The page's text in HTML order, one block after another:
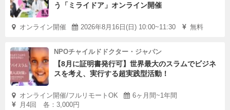
う「ミライドア」オンライン開催
オンライン開催 2026年8月16日(日) 10:00~11:30 無料
NPOチャイルドドクター・ジャパン
【8月に証明書発行可】世界最大のスラムでビジネ
スを考え、実行する超実践型活動！
オンライン開催/フルリモートOK
6ヶ月間~1年間
月4回 各：3,000円